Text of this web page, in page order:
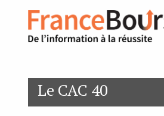
Le CAC 40